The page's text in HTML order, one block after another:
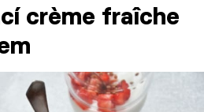
crème fraîche